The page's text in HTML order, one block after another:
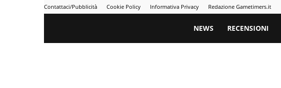
Contattaci/Pubblicità Cookie Policy Informativa Privacy Redazione Gametimers.it
Gametimers
NEWS RECENSIONI